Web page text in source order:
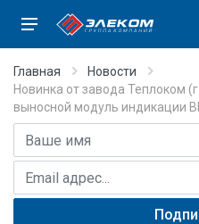
Главная
Новости
Новинка от завода Теплоком
выносной модуль индикации
Имя
E-mail адрес